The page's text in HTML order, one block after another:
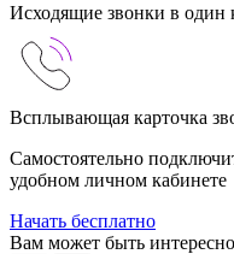
Исходящие звонки в один
Всплывающая карточка
Самостоятельно
удобном личном кабинете
Начать бесплатно
Вам может быть интересно